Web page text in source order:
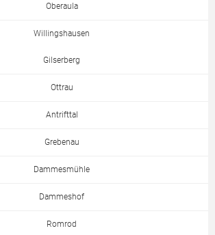
Oberaula
Willingshausen
Gilserberg
Ottrau
Antrifttal
Grebenau
Dammesmühle
Dammeshof
Romrod